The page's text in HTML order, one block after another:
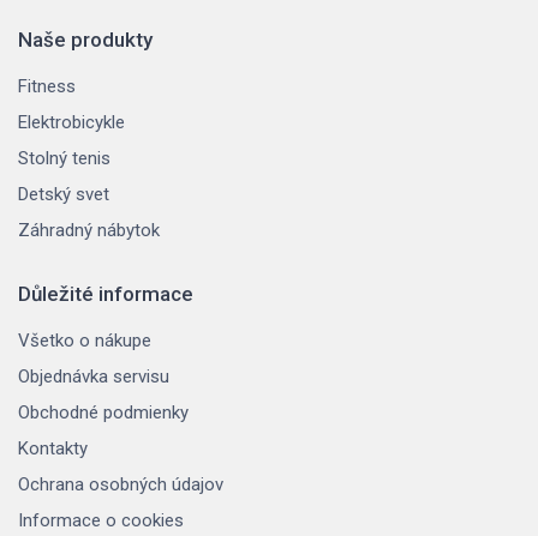
Naše produkty
Fitness
Elektrobicykle
Stolný tenis
Detský svet
Záhradný nábytok
Důležité informace
Všetko o nákupe
Objednávka servisu
Obchodné podmienky
Kontakty
Ochrana osobných údajov
Informace o cookies